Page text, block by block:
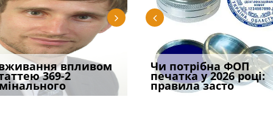
військової
за ігн
Чоловік помер, але
позика залишилася: як
фраза «на
впливом
369-2
Переоформлення
відстрочки за іншою
підставою: нов
під час
стану: як діяти
Чи потрібна ФОП
печатка у 2026 році:
правила засто
При зарахуванні в
покарання днів
тримання пі